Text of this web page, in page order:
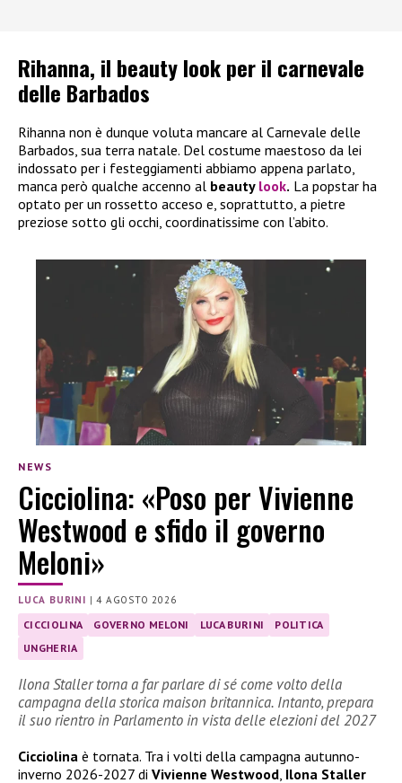
Rihanna, il beauty look per il carnevale
delle Barbados
Rihanna non è dunque voluta mancare al Carnevale delle
Barbados, sua terra natale. Del costume maestoso da lei
indossato per i festeggiamenti abbiamo appena parlato,
manca però qualche accenno al beauty look. La popstar ha
optato per un rossetto acceso e, soprattutto, a pietre
preziose sotto gli occhi, coordinatissime con l’abito.
NEWS
Cicciolina: «Poso per Vivienne
Westwood e sfido il governo
Meloni»
LUCA BURINI |4 AGOSTO 2026
CICCIOLINA GOVERNO MELONI LUCA BURINI
POLITICA
UNGHERIA
Ilona Staller torna a far parlare di sé come volto della
campagna della storica maison britannica. Intanto, prepara
il suo rientro in Parlamento in vista delle elezioni del 2027
Cicciolina è tornata. Tra i volti della campagna autunno-
inverno 2026-2027 di Vivienne Westwood, Ilona Staller